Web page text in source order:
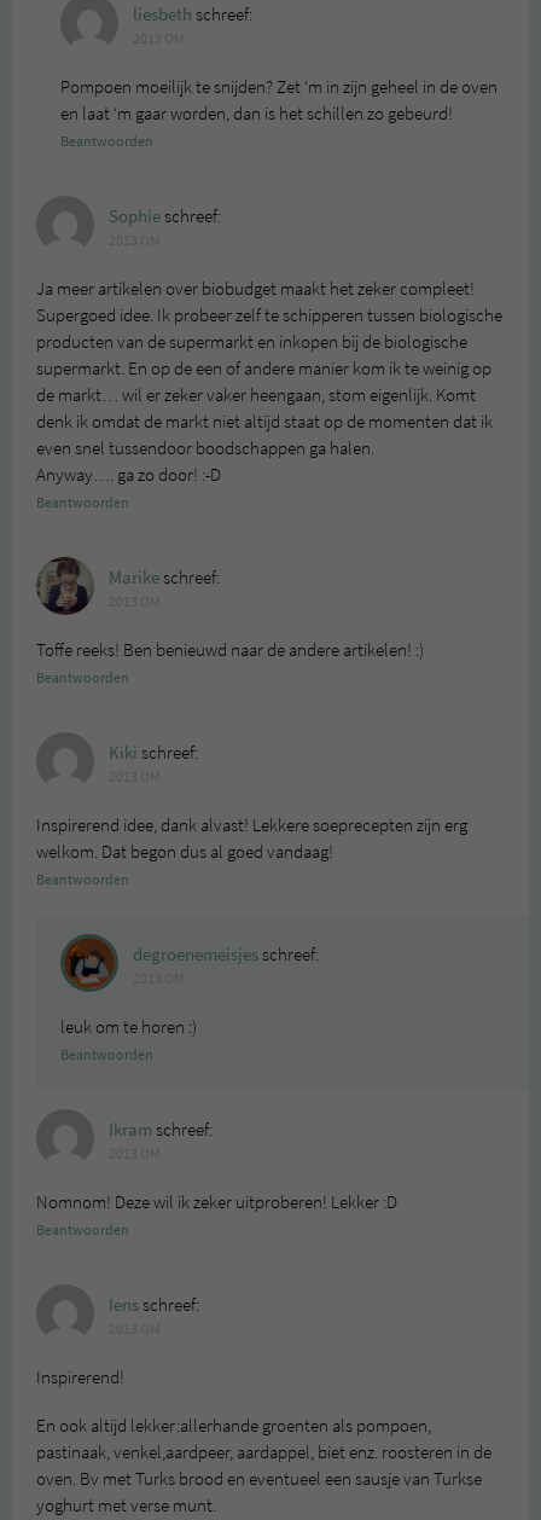
liesbeth schreef:
Pompoen moeilijk te snijden? Zet ‘m in zijn geheel in de oven
en laat ‘m gaar worden, dan is het schillen zo gebeurd!
Beantwoorden
Sophieschreef:
Ja meer artikelen over biobudget maakt het zeker compleet!
Supergoed idee. Ik probeer zelf te schipperen tussen biologische
producten van de supermarkt en inkopen bij de biologische
supermarkt. En op de een of andere manier kom ik te weinig op
de markt… wil er zeker vaker heengaan, stom eigenlijk. Komt
denk ik omdat de markt niet altijd staat op de momenten dat ik
even snel tussendoor boodschappen ga halen.
Anyway…. ga zo door! :-D
Beantwoorden
Marikeschreef:
Toffe reeks! Ben benieuwd naar de andere artikelen! :)
Beantwoorden
Kiki schreef:
Inspirerend idee, dank alvast! Lekkere soeprecepten zijn erg
welkom. Dat begon dus al goed vandaag!
Beantwoorden
degroenemeisjesschreef:
leuk om te horen :)
Beantwoorden
Ikram schreef:
Nomnom! Deze wil ik zeker uitproberen! Lekker :D
Beantwoorden
Iensschreef:
Inspirerend!
En ook altijd lekker:allerhande groenten als pompoen,
pastinaak, venkel,aardpeer, aardappel, biet enz. roosteren in de
oven. Bv met Turks brood en eventueel een sausje van Turkse
yoghurt met verse munt.